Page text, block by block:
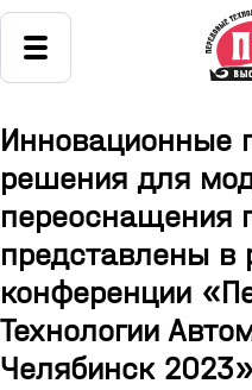
Инновационные
решения для
переоснащения
представлены в
конференции
Технологии
Челябинск 2023»